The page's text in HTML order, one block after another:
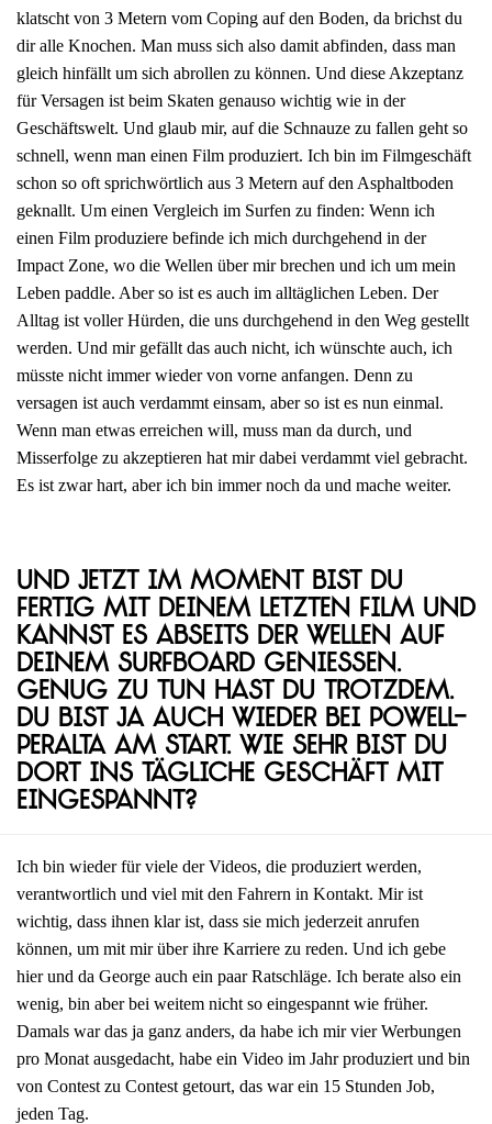
klatscht von 3 Metern vom Coping auf den Boden, da brichst du
dir alle Knochen. Man muss sich also damit abfinden, dass man
gleich hinfällt um sich abrollen zu können. Und diese Akzeptanz
für Versagen ist beim Skaten genauso wichtig wie in der
Geschäftswelt. Und glaub mir, auf die Schnauze zu fallen geht so
schnell, wenn man einen Film produziert. Ich bin im Filmgeschäft
schon so oft sprichwörtlich aus 3 Metern auf den Asphaltboden
geknallt. Um einen Vergleich im Surfen zu finden: Wenn ich
einen Film produziere befinde ich mich durchgehend in der
Impact Zone, wo die Wellen über mir brechen und ich um mein
Leben paddle. Aber so ist es auch im alltäglichen Leben. Der
Alltag ist voller Hürden, die uns durchgehend in den Weg gestellt
werden. Und mir gefällt das auch nicht, ich wünschte auch, ich
müsste nicht immer wieder von vorne anfangen. Denn zu
versagen ist auch verdammt einsam, aber so ist es nun einmal.
Wenn man etwas erreichen will, muss man da durch, und
Misserfolge zu akzeptieren hat mir dabei verdammt viel gebracht.
Es ist zwar hart, aber ich bin immer noch da und mache weiter.
Und jetzt im Moment bist du
fertig mit deinem letzten Film und
kannst es abseits der Wellen auf
deinem Surfboard genießen.
Genug zu tun hast du trotzdem.
Du bist ja auch wieder bei Powell-
Peralta am Start. Wie sehr bist du
dort ins tägliche Geschäft mit
eingespannt?
Ich bin wieder für viele der Videos, die produziert werden,
verantwortlich und viel mit den Fahrern in Kontakt. Mir ist
wichtig, dass ihnen klar ist, dass sie mich jederzeit anrufen
können, um mit mir über ihre Karriere zu reden. Und ich gebe
hier und da George auch ein paar Ratschläge. Ich berate also ein
wenig, bin aber bei weitem nicht so eingespannt wie früher.
Damals war das ja ganz anders, da habe ich mir vier Werbungen
pro Monat ausgedacht, habe ein Video im Jahr produziert und bin
von Contest zu Contest getourt, das war ein 15 Stunden Job,
jeden Tag.